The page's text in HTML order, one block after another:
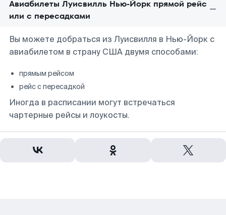
Авиабилеты Луисвилль Нью-Йорк прямой рейс
или с пересадками
Вы можете добраться из Луисвилля в Нью-Йорк с
авиабилетом в страну США двумя способами:
прямым рейсом
рейс с пересадкой
Иногда в расписании могут встречаться
чартерные рейсы и лоукосты.